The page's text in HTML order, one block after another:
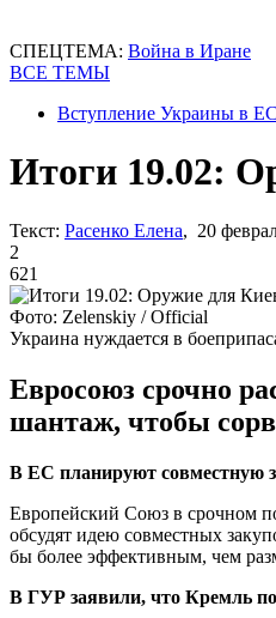
СПЕЦТЕМА: Война в Иране
ВСЕ ТЕМЫ
Вступление Украины в ЕС
Итоги 19.02:
Текст: Расенко Елена, 20
2
621
Фото: Zelenskiy / Official
Украина нуждается в
Евросоюз срочно
шантаж, чтобы
В ЕС планируют совместную
Европейский Союз в срочном
обсудят идею совместных
бы более эффективным, чем
В ГУР заявили, что Кремль